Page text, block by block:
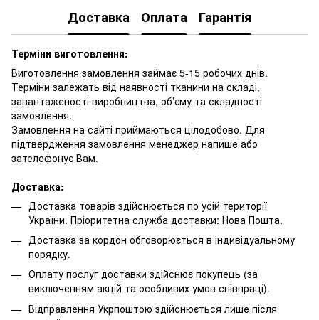
Доставка Оплата Гарантія
Терміни виготовлення:
Виготовлення замовлення займає 5-15 робочих днів.
Терміни залежать від наявності тканини на складі,
завантаженості виробництва, об’єму та складності
замовлення.
Замовлення на сайті приймаються цілодобово. Для
підтвердження замовлення менеджер напише або
зателефонує Вам.
Доставка:
Доставка товарів здійснюється по усій території
України. Пріоритетна служба доставки: Нова Пошта.
Доставка за кордон обговорюється в індивідуальному
порядку.
Оплату послуг доставки здійснює покупець (за
виключенням акцій та особливих умов співпраці).
Відправлення Укрпоштою здійснюється лише після